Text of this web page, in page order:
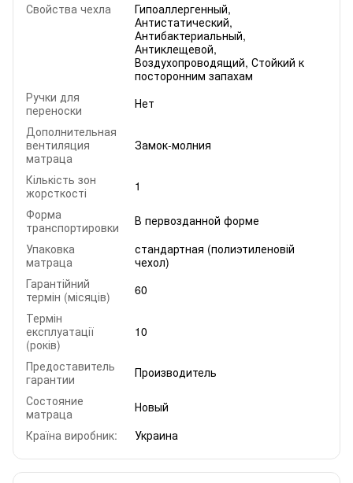
Свойства чехла
Гипоаллергенный,
Антистатический,
Антибактериальный,
Антиклещевой,
Воздухопроводящий, Стойкий к
посторонним запахам
Ручки для
переноски
Нет
Дополнительная
вентиляция
матраца
Замок-молния
Кількість зон
жорсткості
1
Форма
транспортировки
В первозданной форме
Упаковка
матраца
стандартная (полиэтиленовій
чехол)
Гарантійний
термін (місяців)
60
Термін
експлуатації
(років)
10
Предоставитель
гарантии
Производитель
Состояние
матраца
Новый
Країна виробник:
Украина